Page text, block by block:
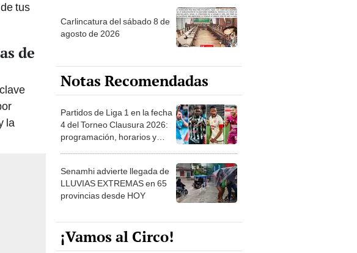
tus
de
la
Carlincatura del sábado 8 de
agosto de 2026
Notas Recomendadas
Partidos de Liga 1 en la fecha
4 del Torneo Clausura 2026:
programación, horarios y
Senamhi advierte llegada de
LLUVIAS EXTREMAS en 65
provincias desde HOY
¡Vamos al Circo!